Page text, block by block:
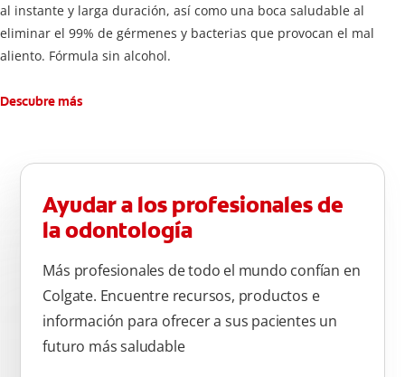
al instante y larga duración, así como una boca saludable al
eliminar el 99% de gérmenes y bacterias que provocan el mal
aliento. Fórmula sin alcohol.
Descubre más
Ayudar a los profesionales de
la odontología
Más profesionales de todo el mundo confían en
Colgate. Encuentre recursos, productos e
información para ofrecer a sus pacientes un
futuro más saludable